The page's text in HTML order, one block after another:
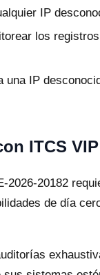
IP
los
una IP
ITCS VIP
20182
de día